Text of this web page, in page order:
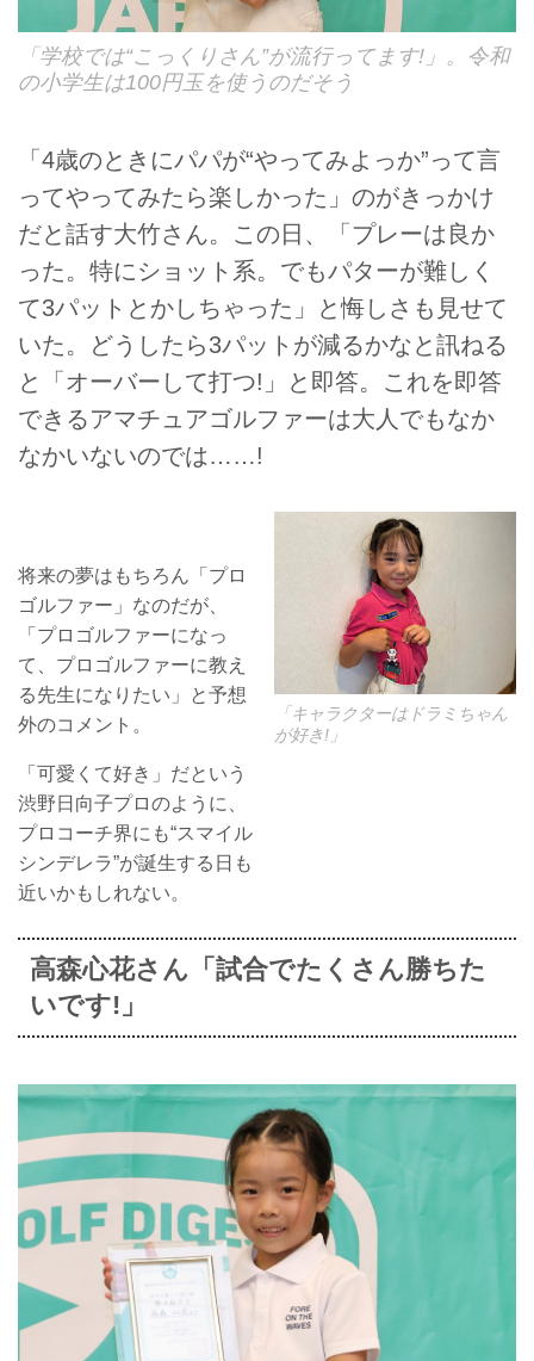
「学校では“こっくりさん”が流行ってます!」。令和
の小学生は100円玉を使うのだそう
「4歳のときにパパが“やってみよっか”って言
ってやってみたら楽しかった」のがきっかけ
だと話す大竹さん。この日、「プレーは良か
った。特にショット系。でもパターが難しく
て3パットとかしちゃった」と悔しさも見せて
いた。どうしたら3パットが減るかなと訊ねる
と「オーバーして打つ!」と即答。これを即答
できるアマチュアゴルファーは大人でもなか
なかいないのでは……!
将来の夢はもちろん「プロ
ゴルファー」なのだが、
「プロゴルファーになっ
て、プロゴルファーに教え
る先生になりたい」と予想
外のコメント。
「可愛くて好き」だという
渋野日向子プロのように、
プロコーチ界にも“スマイル
シンデレラ”が誕生する日も
近いかもしれない。
「キャラクターはドラミちゃん
が好き!」
高森心花さん「試合でたくさん勝ちた
いです!」